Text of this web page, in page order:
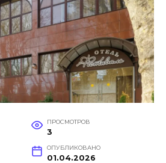
ПРОСМОТРОВ
3
ОПУБЛИКОВАНО
01.04.2026